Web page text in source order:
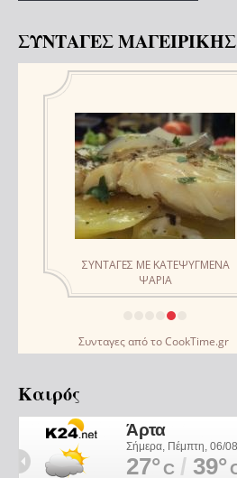
ΣΥΝΤΑΓΕΣ ΜΑΓΕΙΡΙΚΗΣ
Συνταγεςαπό τοCookTime.gr
Καιρός